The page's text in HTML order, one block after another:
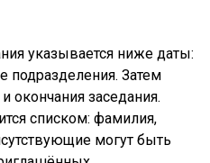
указывается ниже даты:
подразделения. Затем
окончания заседания.
списком: фамилия,
могут быть